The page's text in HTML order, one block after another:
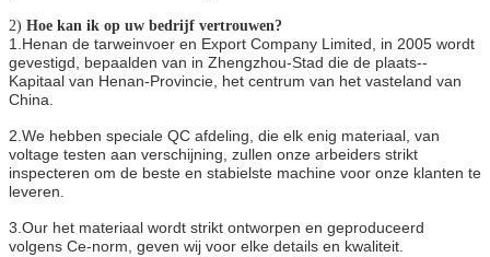
2) Hoe kan ik op uw bedrijf vertrouwen?
1.Henan de tarweinvoer en Export Company Limited, in 2005 wordt
gevestigd, bepaalden van in Zhengzhou-Stad die de plaats--
Kapitaal van Henan-Provincie, het centrum van het vasteland van
China.
2.We hebben speciale QC afdeling, die elk enig materiaal, van
voltage testen aan verschijning, zullen onze arbeiders strikt
inspecteren om de beste en stabielste machine voor onze klanten te
leveren.
3.Our het materiaal wordt strikt ontworpen en geproduceerd
volgens Ce-norm, geven wij voor elke details en kwaliteit.